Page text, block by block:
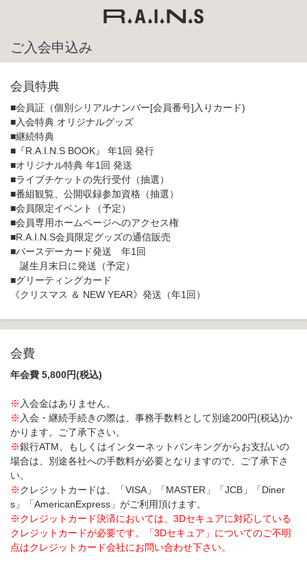
ご入会申込み
会員特典
■会員証（個別シリアルナンバー[会員番号]入りカード)
■入会特典 オリジナルグッズ
■継続特典
■『R.A.I.N.S BOOK』 年1回 発行
■オリジナル特典 年1回 発送
■ライブチケットの先行受付（抽選）
■番組観覧、公開収録参加資格（抽選）
■会員限定イベント（予定）
■会員専用ホームページへのアクセス権
■R.A.I.N.S会員限定グッズの通信販売
■バースデーカード発送 年1回
誕生月末日に発送（予定）
■グリーティングカード
《クリスマス ＆ NEW YEAR》発送（年1回）
会費
年会費 5,800円(税込)
※ 入会金はありません。
※ 入会・継続手続きの際は、事務手数料として別途200円(税込)か
かります。ご了承下さい。
※銀行ATM、もしくはインターネットバンキングからお支払いの
場合は、別途各社への手数料が必要となりますので、ご了承下さ
い。
※クレジットカードは、「VISA」「MASTER」「JCB」「Diner
s」「AmericanExpress」がご利用頂けます。
※クレジットカード決済においては、3Dセキュアに対応している
クレジットカードが必要です。「3Dセキュア」についてのご不明
点はクレジットカード会社にお問い合わせ下さい。